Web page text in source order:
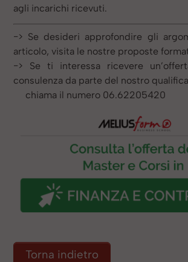
agli incarichi ricevuti.
−> Se desideri approfondire gli
articolo, visita le nostre proposte
−> Se ti interessa ricevere
consulenza da parte del nostro
chiama il numero 06.62205420
Torna indietro